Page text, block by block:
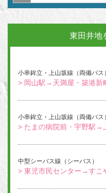
東田井地
小串鉾立・上山坂線（両備バス）
> 岡山駅→天満屋・築港新
小串鉾立・上山坂線（両備バス）
> たまの病院前・宇野駅→
中型シーバス線（シーバス）
> 東児市民センター→すこ